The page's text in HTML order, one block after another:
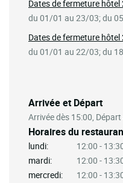
Arrivée et Départ
Arrivée dès 15:00,
Horaires du
lundi:
12:00 -
mardi:
12:00 -
mercredi:
12:00 -
Dates de fermeture hôtel
du 01/01 au 23/03; du
Dates de fermeture hôtel
du 01/01 au 22/03; du